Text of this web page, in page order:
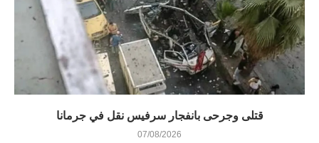
قتلى وجرحى بانفجار سرفيس نقل في جرمانا
07/08/2026